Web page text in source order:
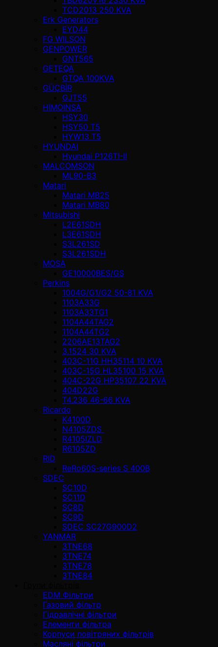
TCD2013 250 KVA
Erk Generators
EYD44
FG WILSON
GENPOWER
GNT565
GETEQA
GTQA 100KVA
GÜÇBİR
GJT55
HIMOINSA
HSY30
HSY50 T5
HYW13 T5
HYUNDAI
Hyundai P126TI-II
MALCOMSON
ML90-B3
Matari
Matari MB25
Matari MB80
Mitsubishi
L2E61SDH
L3E61SDH
S3L261SD
S3L261SDH
MOSA
GE10000BES/GS
Perkins
1004G/G1/G2 50-81 KVA
1103A33G
1103A33TG1
1104A44TAG2
1104A44TG2
2206AE13TAG2
3.1524 30 KVA
403C-11G HH35114 10 KVA
403C-15G HL35100 15 KVA
404C-22G HP35107 22 KVA
404D22G
T4.236 46-66 KVA
Ricardo
K4100D
N4105ZDS
R4105IZLD
R6105ZD
RID
ReRo60S-series S 400В
SDEC
SC10D
SC11D
SC8D
SC9D
SDEC SC27G900D2
YANMAR
3TNE68
3TNE74
3TNE78
3TNE84
EDM Фільтри
Газовий фільтр
Гідравлічні фільтри
Елементи фільтра
Корпуси повітряних фільтрів
Масляні фільтри